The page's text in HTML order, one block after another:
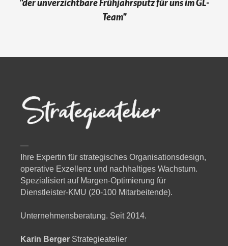
"der unverzichtbare Frühjahrsputz für uns im GL-
Team"
—
Ihre Expertin für strategisches Organisationsdesign,
operative Exzellenz und nachhaltiges Wachstum.
Spezialisiert auf Margen-Optimierung für
Dienstleister-KMU (20-100 Mitarbeitende).
Unternehmensberatung. Seit 2014.
Karin Berger Strategieatelier